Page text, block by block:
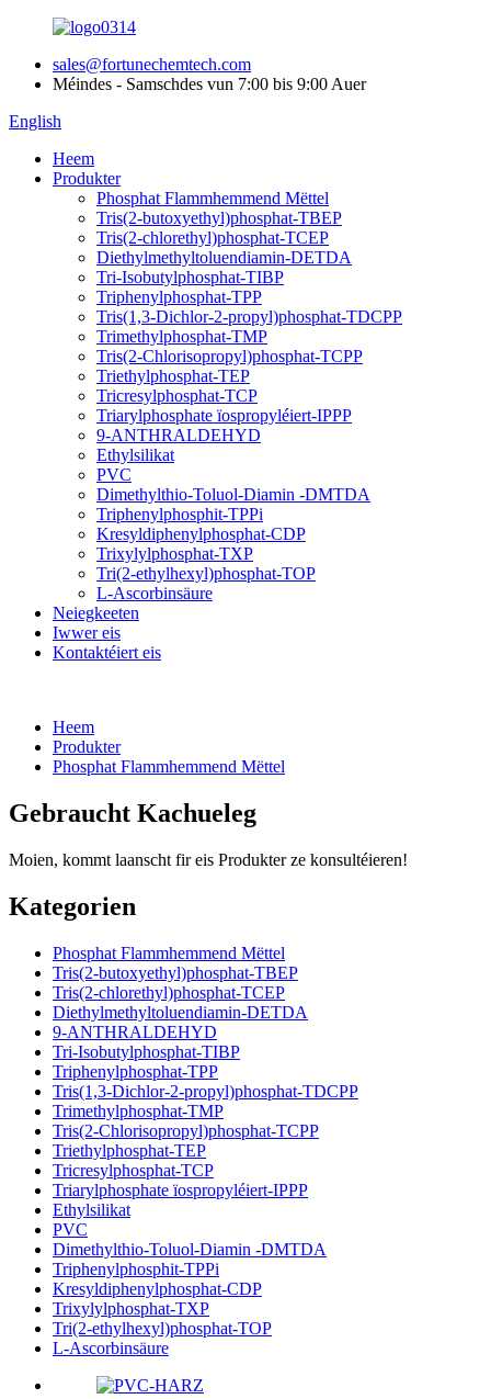
sales@fortunechemtech.com
Méindes - Samschdes vun 7:00 bis 9:00 Auer
English
Heem
Produkter
Phosphat Flammhemmend Mëttel
Tris(2-butoxyethyl)phosphat-TBEP
Tris(2-chlorethyl)phosphat-TCEP
Diethylmethyltoluendiamin-DETDA
Tri-Isobutylphosphat-TIBP
Triphenylphosphat-TPP
Tris(1,3-Dichlor-2-propyl)phosphat-TDCPP
Trimethylphosphat-TMP
Tris(2-Chlorisopropyl)phosphat-TCPP
Triethylphosphat-TEP
Tricresylphosphat-TCP
Triarylphosphate ïospropyléiert-IPPP
9-ANTHRALDEHYD
Ethylsilikat
PVC
Dimethylthio-Toluol-Diamin -DMTDA
Triphenylphosphit-TPPi
Kresyldiphenylphosphat-CDP
Trixylylphosphat-TXP
Tri(2-ethylhexyl)phosphat-TOP
L-Ascorbinsäure
Neiegkeeten
Iwwer eis
Kontaktéiert eis
Heem
Produkter
Phosphat Flammhemmend Mëttel
Gebraucht Kachueleg
Moien, kommt laanscht fir eis Produkter ze konsultéieren!
Kategorien
Phosphat Flammhemmend Mëttel
Tris(2-butoxyethyl)phosphat-TBEP
Tris(2-chlorethyl)phosphat-TCEP
Diethylmethyltoluendiamin-DETDA
9-ANTHRALDEHYD
Tri-Isobutylphosphat-TIBP
Triphenylphosphat-TPP
Tris(1,3-Dichlor-2-propyl)phosphat-TDCPP
Trimethylphosphat-TMP
Tris(2-Chlorisopropyl)phosphat-TCPP
Triethylphosphat-TEP
Tricresylphosphat-TCP
Triarylphosphate ïospropyléiert-IPPP
Ethylsilikat
PVC
Dimethylthio-Toluol-Diamin -DMTDA
Triphenylphosphit-TPPi
Kresyldiphenylphosphat-CDP
Trixylylphosphat-TXP
Tri(2-ethylhexyl)phosphat-TOP
L-Ascorbinsäure